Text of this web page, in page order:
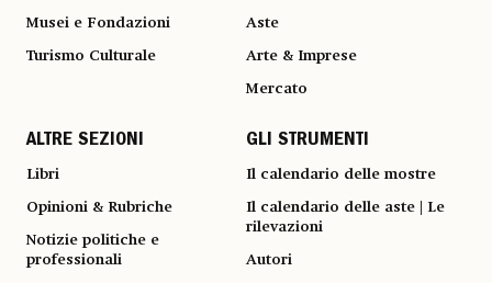
Musei e Fondazioni
Turismo Culturale
Aste
Arte & Imprese
Mercato
ALTRE SEZIONI
Libri
Opinioni & Rubriche
Notizie politiche e
professionali
GLI STRUMENTI
Il calendario delle mostre
Il calendario delle aste | Le
rilevazioni
Autori